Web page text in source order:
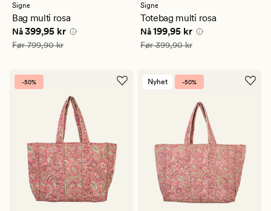
Signe
Bag multi rosa
Nåværende pris
Nå399,95 kr
Vanlig pris 799,90 kr
Før799,90 kr
Signe
Totebag multi rosa
Nåværende pris
Nå199,95 kr
Vanlig pris 399,90 kr
Før399,90 kr
-50% Nyhet -50%